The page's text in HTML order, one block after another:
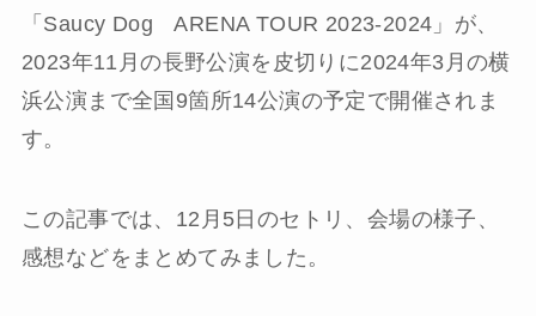
「Saucy Dog ARENA TOUR 2023-2024」が、
2023年11月の長野公演を皮切りに2024年3月の横
浜公演まで全国9箇所14公演の予定で開催されま
す。
この記事では、12月5日のセトリ、会場の様子、
感想などをまとめてみました。